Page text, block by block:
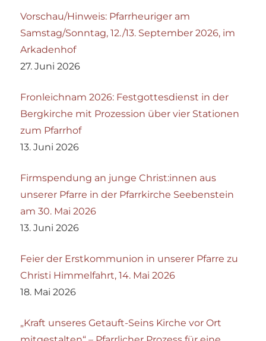
Vorschau/Hinweis: Pfarrheuriger am
Samstag/Sonntag, 12./13. September 2026, im
Arkadenhof
27. Juni 2026
Fronleichnam 2026: Festgottesdienst in der
Bergkirche mit Prozession über vier Stationen
zum Pfarrhof
13. Juni 2026
Firmspendung an junge Christ:innen aus
unserer Pfarre in der Pfarrkirche Seebenstein
am 30. Mai 2026
13. Juni 2026
Feier der Erstkommunion in unserer Pfarre zu
Christi Himmelfahrt, 14. Mai 2026
18. Mai 2026
„Kraft unseres Getauft-Seins Kirche vor Ort